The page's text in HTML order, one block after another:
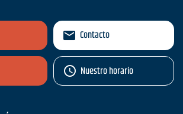
Contacto
Nuestro horario